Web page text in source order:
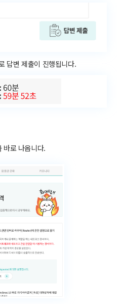
답변 제출이 진행됩니다.
바로 나옵니다.